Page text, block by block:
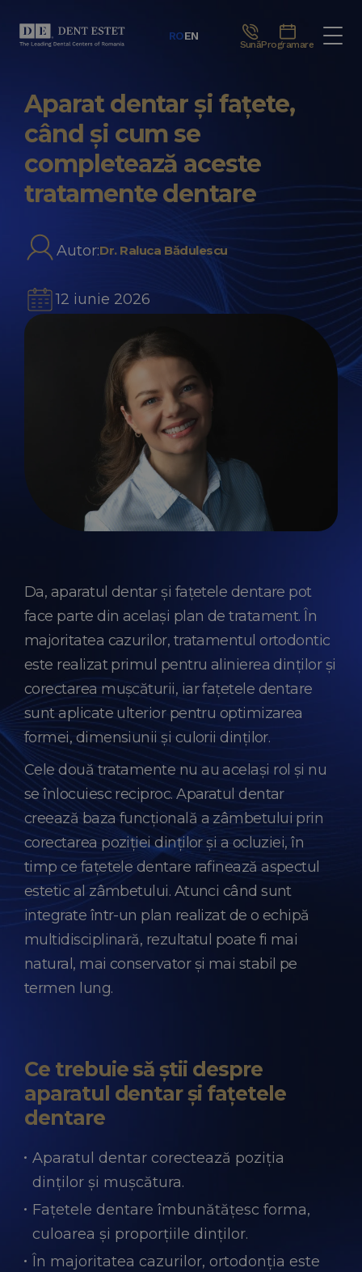
ROEN
SunăProgramare
Aparat dentar și fațete,
când și cum se
completează aceste
tratamente dentare
Autor:Dr. Raluca Bădulescu
12 iunie 2026
Da, aparatul dentar și fațetele dentare pot
face parte din același plan de tratament. În
majoritatea cazurilor, tratamentul ortodontic
este realizat primul pentru alinierea dinților și
corectarea mușcăturii, iar fațetele dentare
sunt aplicate ulterior pentru optimizarea
formei, dimensiunii și culorii dinților.
Cele două tratamente nu au același rol și nu
se înlocuiesc reciproc. Aparatul dentar
creează baza funcțională a zâmbetului prin
corectarea poziției dinților și a ocluziei, în
timp ce fațetele dentare rafinează aspectul
estetic al zâmbetului. Atunci când sunt
integrate într-un plan realizat de o echipă
multidisciplinară, rezultatul poate fi mai
natural, mai conservator și mai stabil pe
termen lung.
Ce trebuie să știi despre
aparatul dentar și fațetele
dentare
Aparatul dentar corectează poziția
dinților și mușcătura.
Fațetele dentare îmbunătățesc forma,
culoarea și proporțiile dinților.
În majoritatea cazurilor, ortodonția este